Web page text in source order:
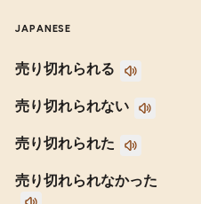
JAPANESE
売り切れられる
売り切れられない
売り切れられた
売り切れられなかった